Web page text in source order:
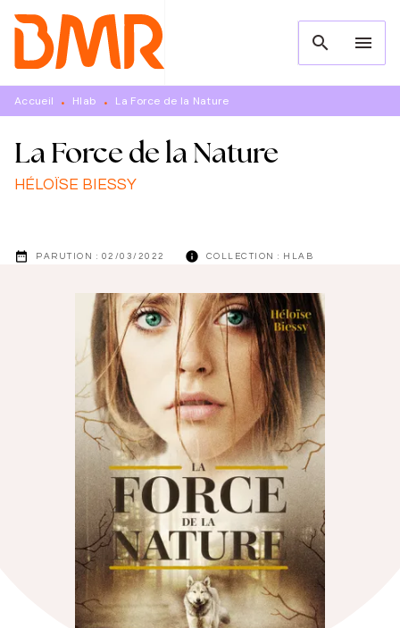
MENU RECHERCHE
PIED DE PAGE
search menu
Accueil • Hlab • La Force de la Nature
La Force de la Nature
HÉLOÏSE BIESSY
date_range PARUTION : 02/03/2022 info COLLECTION : HLAB